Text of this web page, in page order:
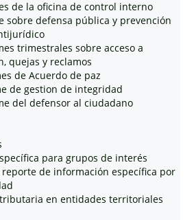
de la oficina de control interno
sobre defensa pública y prevención
trimestrales sobre acceso a
quejas y reclamos
de Acuerdo de paz
de gestion de integridad
del defensor al ciudadano
para grupos de interés
de información específica por
en entidades territoriales